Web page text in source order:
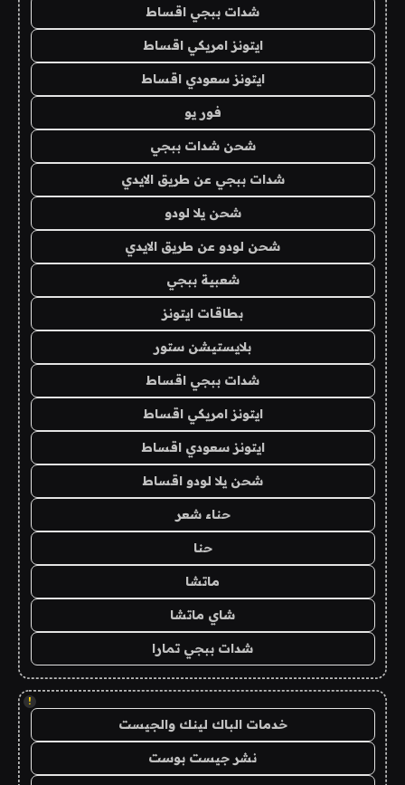
شدات ببجي اقساط
ايتونز امريكي اقساط
ايتونز سعودي اقساط
فور يو
شحن شدات ببجي
شدات ببجي عن طريق الايدي
شحن يلا لودو
شحن لودو عن طريق الايدي
شعبية ببجي
بطاقات ايتونز
بلايستيشن ستور
شدات ببجي اقساط
ايتونز امريكي اقساط
ايتونز سعودي اقساط
شحن يلا لودو اقساط
حناء شعر
حنا
ماتشا
شاي ماتشا
شدات ببجي تمارا
!
خدمات الباك لينك والجيست
نشر جيست بوست